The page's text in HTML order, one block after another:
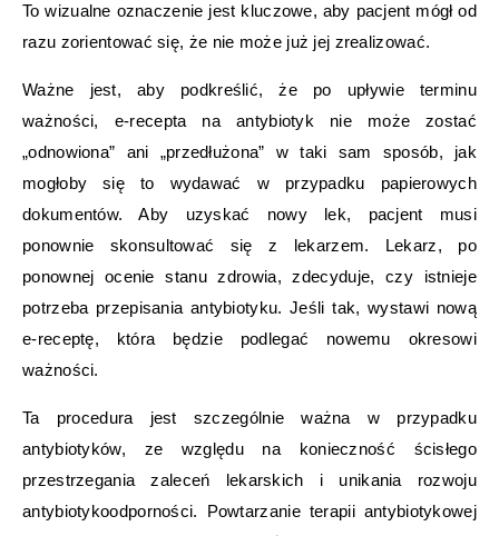
To wizualne oznaczenie jest kluczowe, aby pacjent mógł od
razu zorientować się, że nie może już jej zrealizować.
Ważne jest, aby podkreślić, że po upływie terminu
ważności, e-recepta na antybiotyk nie może zostać
„odnowiona” ani „przedłużona” w taki sam sposób, jak
mogłoby się to wydawać w przypadku papierowych
dokumentów. Aby uzyskać nowy lek, pacjent musi
ponownie skonsultować się z lekarzem. Lekarz, po
ponownej ocenie stanu zdrowia, zdecyduje, czy istnieje
potrzeba przepisania antybiotyku. Jeśli tak, wystawi nową
e-receptę, która będzie podlegać nowemu okresowi
ważności.
Ta procedura jest szczególnie ważna w przypadku
antybiotyków, ze względu na konieczność ścisłego
przestrzegania zaleceń lekarskich i unikania rozwoju
antybiotykoodporności. Powtarzanie terapii antybiotykowej